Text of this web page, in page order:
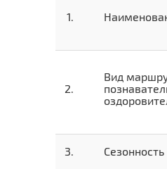
Вид
Сезонность